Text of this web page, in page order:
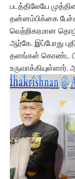
படத்திலேயே
தன்னம்பிக்கை
வெற்றிகரமான
ஆர்கே. இப்போது
தளங்கள் கொண்ட
உருவாக்கியுள்ளார்.